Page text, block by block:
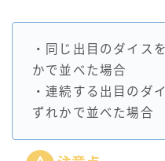
・同じ出目のダイス
かで並べた場合
・連続する出目のダ
ずれかで並べた場合